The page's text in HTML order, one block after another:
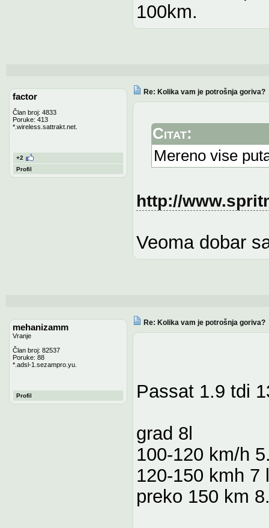
100km.
factor
Član broj: 4833
Poruke: 413
*.wireless.sattrakt.net.
+2
Profil
Re: Kolika vam je potrošnja goriva?
Citat:
Mereno vise
http://
Veoma dobar
mehanizamm
Vranje
Član broj: 82537
Poruke: 88
*.adsl-1.sezampro.yu.
Profil
Re: Kolika vam je potrošnja goriva?
Passat 1.9 tdi
grad 8l
100-120 km/h
120-150 kmh 7 l
preko 150 km